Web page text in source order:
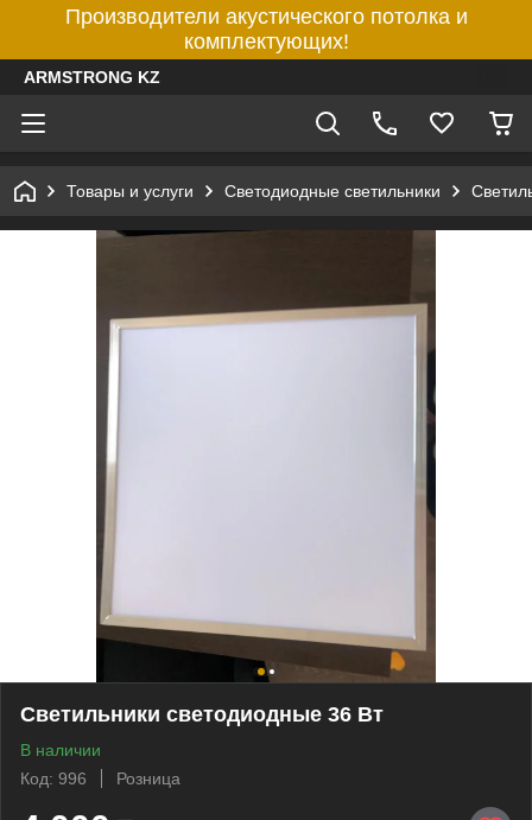
Производители акустического потолка и
комплектующих!
ARMSTRONG KZ
Товары и услуги Светодиодные светильники
Светильники светодиодные 36 Вт
В наличии
Код: 996
Розница